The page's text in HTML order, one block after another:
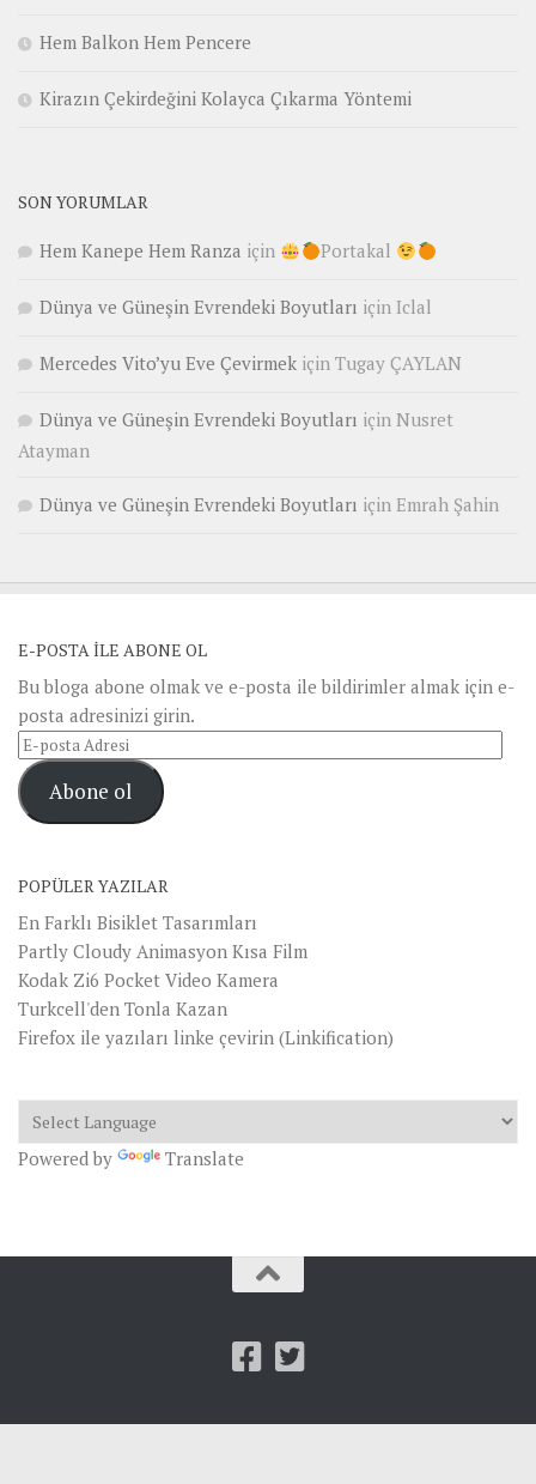
Hem Balkon Hem Pencere
Kirazın Çekirdeğini Kolayca Çıkarma Yöntemi
SON YORUMLAR
Hem Kanepe Hem Ranza için Portakal
Dünya ve Güneşin Evrendeki Boyutları için Iclal
Mercedes Vito’yu Eve Çevirmek için Tugay ÇAYLAN
Dünya ve Güneşin Evrendeki Boyutları için Nusret
Atayman
Dünya ve Güneşin Evrendeki Boyutları için Emrah Şahin
E-POSTA ILE ABONE OL
Bu bloga abone olmak ve e-posta ile bildirimler almak için e-
posta adresinizi girin.
E-
posta
AdresiAbone ol
POPÜLER YAZILAR
En Farklı Bisiklet Tasarımları
Partly Cloudy Animasyon Kısa Film
Kodak Zi6 Pocket Video Kamera
Turkcell'den Tonla Kazan
Firefox ile yazıları linke çevirin (Linkification)
Powered by Translate